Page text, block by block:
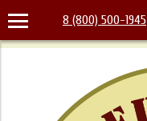
8 (800) 500-1945